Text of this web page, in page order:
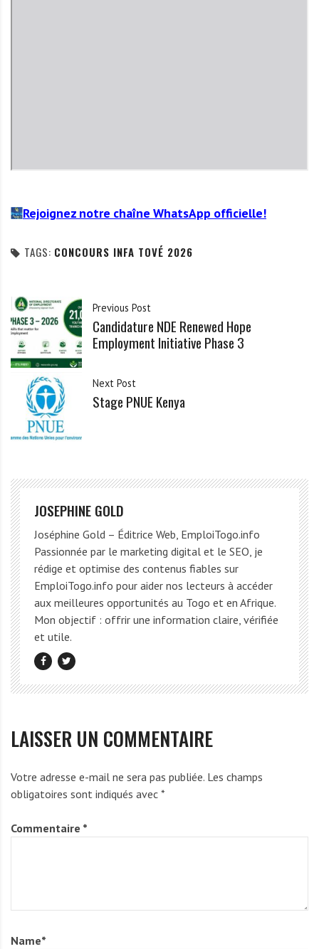
Rejoignez notre chaîne WhatsApp officielle!
TAGS: CONCOURS INFA TOVÉ 2026
Previous Post
Candidature NDE Renewed Hope
Employment Initiative Phase 3
Next Post
Stage PNUE Kenya
JOSEPHINE GOLD
Joséphine Gold – Éditrice Web, EmploiTogo.info
Passionnée par le marketing digital et le SEO, je
rédige et optimise des contenus fiables sur
EmploiTogo.info pour aider nos lecteurs à accéder
aux meilleures opportunités au Togo et en Afrique.
Mon objectif : offrir une information claire, vérifiée
et utile.
LAISSER UN COMMENTAIRE
Votre adresse e-mail ne sera pas publiée. Les champs
obligatoires sont indiqués avec *
Commentaire *
Name*